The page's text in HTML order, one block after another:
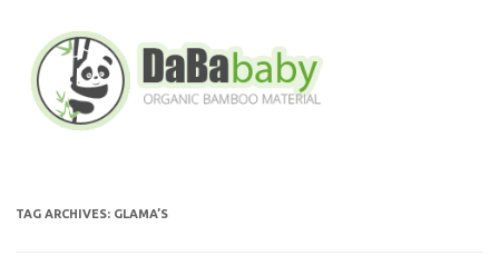
content
TAG ARCHIVES: GLAMA’S